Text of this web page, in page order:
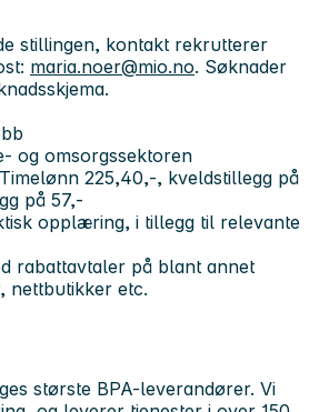
stillingen, kontakt rekrutterer
maria.noer@mio.no. Søknader
og omsorgssektoren
225,40,-, kveldstillegg på
på 57,-
opplæring, i tillegg til relevante
rabattavtaler på blant annet
nettbutikker etc.
største BPA-leverandører. Vi